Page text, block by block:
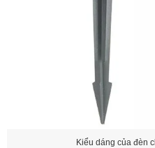
Kiểu dáng của đèn